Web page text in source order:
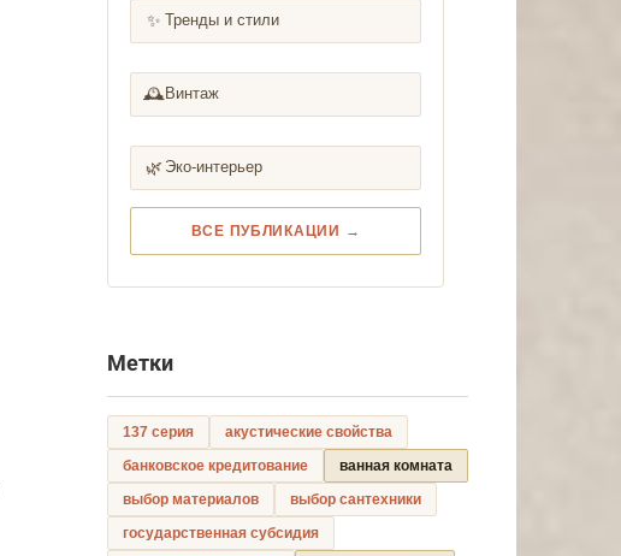
✨ Тренды и стили
🕰️ Винтаж
🌿 Эко-интерьер
ВСЕ ПУБЛИКАЦИИ →
Метки
137 серия
акустические свойства
банковское кредитование
ванная комната
выбор материалов
выбор сантехники
государственная субсидия